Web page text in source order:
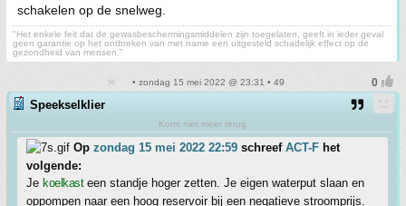
schakelen op de snelweg.
"Het enkele feit dat de gewasbeschermingsmiddelen zijn toegelaten, geeft in ieder geval
geen garantie op het ontbreken van met name een uitgesteld schadelijk effect op de
gezondheid van mensen."
• zondag 15 mei 2022 @ 23:31 • 49
Speekselklier
Komt niet meer terug
Op zondag 15 mei 2022 22:59 schreef ACT-F het
volgende:
Je koelkasteen standje hoger zetten. Je eigen waterput slaan en
oppompen naar een hoog reservoir bij een negatieve stroomprijs.